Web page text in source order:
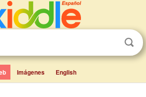
Imágenes English